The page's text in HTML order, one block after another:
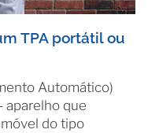
TPA portátil ou
Automático)
aparelho que
do tipo